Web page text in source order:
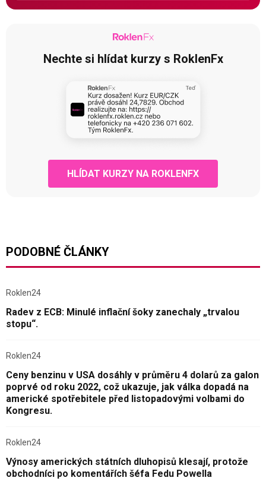
Nechte si hlídat kurzy s RoklenFx
HLÍDAT KURZY NA ROKLENFX
PODOBNÉ ČLÁNKY
Roklen24
Radev z ECB: Minulé inflační šoky zanechaly „trvalou
stopu“.
Roklen24
Ceny benzinu v USA dosáhly v průměru 4 dolarů za galon
poprvé od roku 2022, což ukazuje, jak válka dopadá na
americké spotřebitele před listopadovými volbami do
Kongresu.
Roklen24
Výnosy amerických státních dluhopisů klesají, protože
obchodníci po komentářích šéfa Fedu Powella